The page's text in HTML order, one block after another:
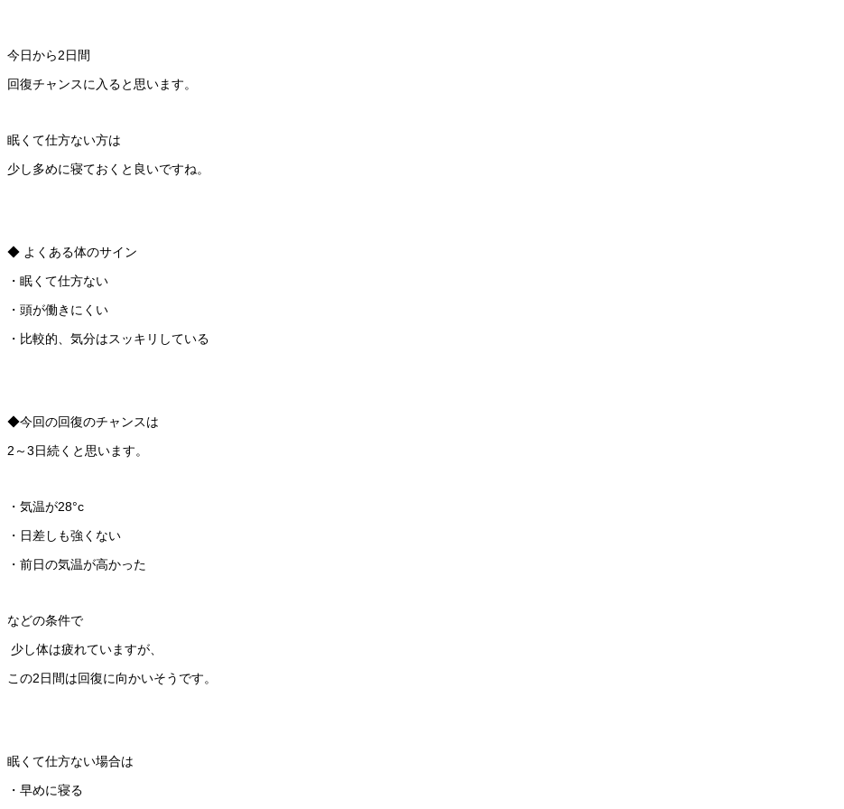
今日から2日間
回復チャンスに入ると思います。
眠くて仕方ない方は
少し多めに寝ておくと良いですね。
◆ よくある体のサイン
・眠くて仕方ない
・頭が働きにくい
・比較的、気分はスッキリしている
◆今回の回復のチャンスは
2～3日続くと思います。
・気温が28°c
・日差しも強くない
・前日の気温が高かった
などの条件で
少し体は疲れていますが、
この2日間は回復に向かいそうです。
眠くて仕方ない場合は
・早めに寝る